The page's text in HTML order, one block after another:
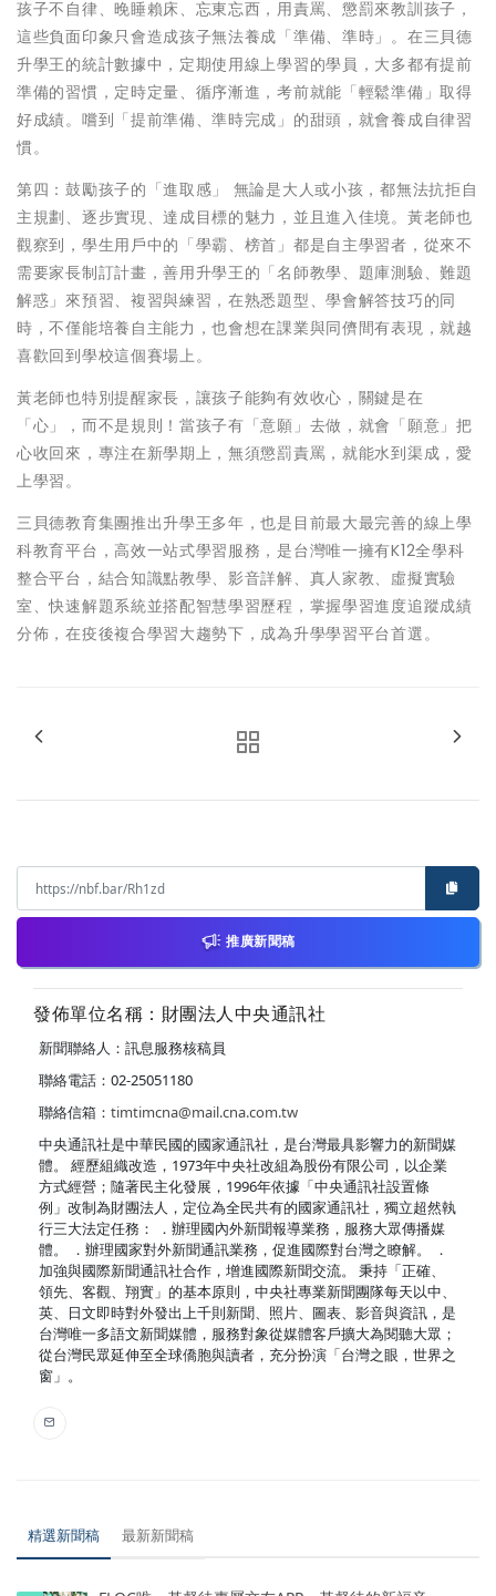
孩子不自律、晚睡賴床、忘東忘西，用責罵、懲罰來教訓孩子，
這些負面印象只會造成孩子無法養成「準備、準時」。在三貝德
升學王的統計數據中，定期使用線上學習的學員，大多都有提前
準備的習慣，定時定量、循序漸進，考前就能「輕鬆準備」取得
好成績。嚐到「提前準備、準時完成」的甜頭，就會養成自律習
慣。
第四：鼓勵孩子的「進取感」 無論是大人或小孩，都無法抗拒自
主規劃、逐步實現、達成目標的魅力，並且進入佳境。黃老師也
觀察到，學生用戶中的「學霸、榜首」都是自主學習者，從來不
需要家長制訂計畫，善用升學王的「名師教學、題庫測驗、難題
解惑」來預習、複習與練習，在熟悉題型、學會解答技巧的同
時，不僅能培養自主能力，也會想在課業與同儕間有表現，就越
喜歡回到學校這個賽場上。
黃老師也特別提醒家長，讓孩子能夠有效收心，關鍵是在
「心」，而不是規則！當孩子有「意願」去做，就會「願意」把
心收回來，專注在新學期上，無須懲罰責罵，就能水到渠成，愛
上學習。
三貝德教育集團推出升學王多年，也是目前最大最完善的線上學
科教育平台，高效一站式學習服務，是台灣唯一擁有K12全學科
整合平台，結合知識點教學、影音詳解、真人家教、虛擬實驗
室、快速解題系統並搭配智慧學習歷程，掌握學習進度追蹤成績
分佈，在疫後複合學習大趨勢下，成為升學學習平台首選。
推廣新聞稿
發佈單位名稱：財團法人中央通訊社
新聞聯絡人：訊息服務核稿員
聯絡電話：02-25051180
聯絡信箱： timtimcna@mail.cna.com.tw
中央通訊社是中華民國的國家通訊社，是台灣最具影響力的新聞媒
體。 經歷組織改造，1973年中央社改組為股份有限公司，以企業
方式經營；隨著民主化發展，1996年依據「中央通訊社設置條
例」改制為財團法人，定位為全民共有的國家通訊社，獨立超然執
行三大法定任務： ．辦理國內外新聞報導業務，服務大眾傳播媒
體。 ．辦理國家對外新聞通訊業務，促進國際對台灣之瞭解。 ．
加強與國際新聞通訊社合作，增進國際新聞交流。 秉持「正確、
領先、客觀、翔實」的基本原則，中央社專業新聞團隊每天以中、
英、日文即時對外發出上千則新聞、照片、圖表、影音與資訊，是
台灣唯一多語文新聞媒體，服務對象從媒體客戶擴大為閱聽大眾；
從台灣民眾延伸至全球僑胞與讀者，充分扮演「台灣之眼，世界之
窗」。
精選新聞稿 最新新聞稿